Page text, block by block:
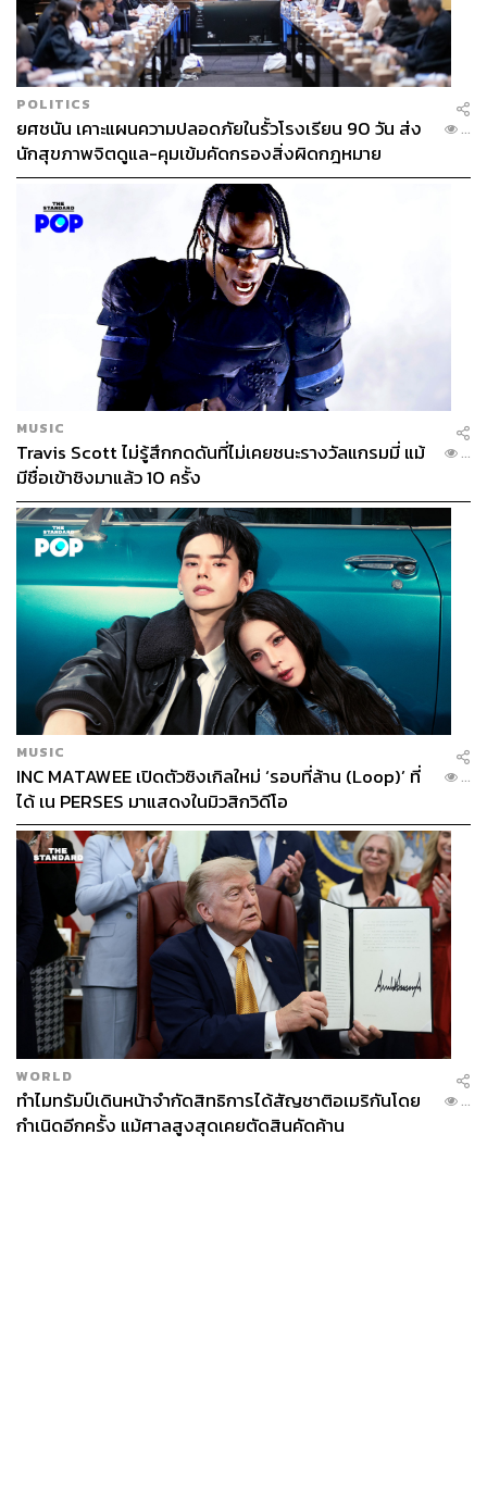
ถึงได้เข้าใจว่าที่มาของ ‘ผิวดื่มแสง’ มันคือความรู้สึกหลังจาก
เนื้อน้ำตบซึมลงผิวเร็วจนเหมือนผิวได้ดื่มน้ำเข้าไปจริงๆ ด้วย
นวัตกรรมกระจ่างแสง WhiTEQ Formula ทำให้เนื้อน้ำตบซึม
ลึกถึง 5 ชั้นผิว เข้าไปทลายความหมองคล้ำจากข้างใน แล้ว
เปล่งประกายความสว่างไบรท์ใสออกมาเหมือนกับหน้าได้ดื่ม
แสงนั่นเอง
“ฮาดะ ลาโบะ น้ำตบผิวดื่มแสง” ที่ซึมลึกทุกชั้นผิวสูตรใหม่นี้
POLITICS
ยศชนัน เคาะแผนความปลอดภัยในรั้วโรงเรียน 90 วัน ส่ง
นักสุขภาพจิตดูแล-คุมเข้มคัดกรองสิ่งผิดกฎหมาย
...
MUSIC
Travis Scott ไม่รู้สึกกดดันที่ไม่เคยชนะรางวัลแกรมมี่ แม้
มีชื่อเข้าชิงมาแล้ว 10 ครั้ง
...
MUSIC
INC MATAWEE เปิดตัวซิงเกิลใหม่ ‘รอบที่ล้าน (Loop)’ ที่
ได้ เน PERSES มาแสดงในมิวสิกวิดีโอ
...
WORLD
ทำไมทรัมป์เดินหน้าจำกัดสิทธิการได้สัญชาติอเมริกันโดย
กำเนิดอีกครั้ง แม้ศาลสูงสุดเคยตัดสินคัดค้าน
...